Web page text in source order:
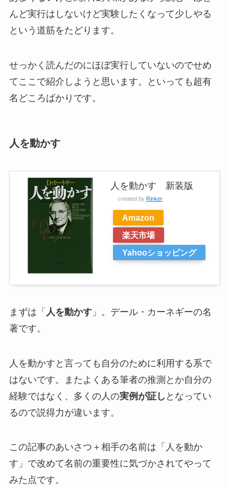
んど実行はしないけど実験したくなって少しやる
という道筋をたどります。
せっかく読んだのにほぼ実行していないのでせめ
てここで紹介しようと思います。といっても超有
名どころばかりです。
人を動かす
人を動かす 新装版
created by Rinker
Amazon
楽天市場
Yahooショッピング
まずは「 人を動かす」。デール・カーネギーの名
著です。
人を動かすと言っても自分のために利用する系で
はないです。またよくある筆者の推測とか自分の
経験ではなく、多くの人の実例が証し となってい
るので説得力が違います。
この記事のあいさつ＋相手の名前は「人を動か
す」で改めて名前の重要性に気づかされてやって
みた点です。